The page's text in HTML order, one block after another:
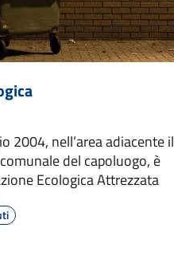
2004, nell’area adiacente il
del capoluogo, è
Ecologica Attrezzata